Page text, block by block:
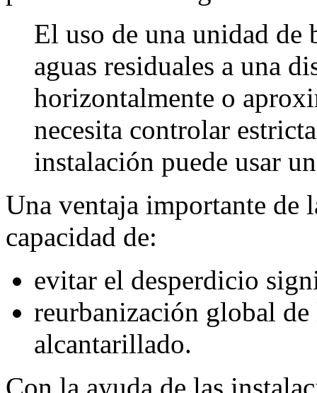
El uso de una unidad
aguas residuales a una
horizontalmente o
necesita controlar
instalación puede usar
Una ventaja importante de
capacidad de:
evitar el desperdicio
reurbanización global
alcantarillado.